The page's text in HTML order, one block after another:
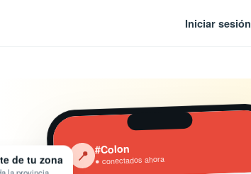
Iniciar sesión
📍 #Colon
● conectados ahora
de tu zona
la provincia